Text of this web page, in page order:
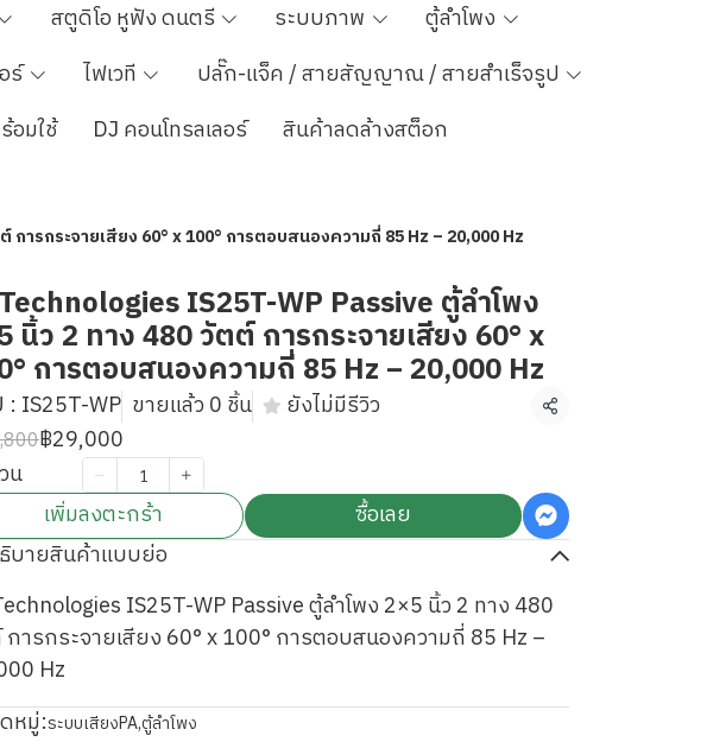
สตูดิโอ หูฟัง ดนตรี ระบบภาพ
ตู้ลำโพง
ร์ ไฟเวที
ปลั๊ก-แจ็ค / สายสัญญาณ / สายสำเร็จรูป
อมใช้ DJ คอนโทรลเลอร์ สินค้าลดล้างสต็อก
ารกระจายเสียง 60° x 100° การตอบสนองความถี่ 85 Hz – 20,000 Hz
IS25T-WP Passive ตู้ลำโพง
นิ้ว 2 ทาง 480 วัตต์ การกระจายเสียง 60° x
การตอบสนองความถี่ 85 Hz – 20,000 Hz
: IS25T-WP ขายแล้ว 0 ชิ้น ยังไม่มีรีวิว แชร์
฿29,000
น
เพิ่มลงตะกร้า
ซื้อเลย
บายสินค้าแบบย่อ
IS25T-WP Passive ตู้ลำโพง 2×5 นิ้ว 2 ทาง 480
ารกระจายเสียง 60° x 100° การตอบสนองความถี่ 85 Hz –
Hz
หมู่:ระบบเสียงPA,ตู้ลำโพง